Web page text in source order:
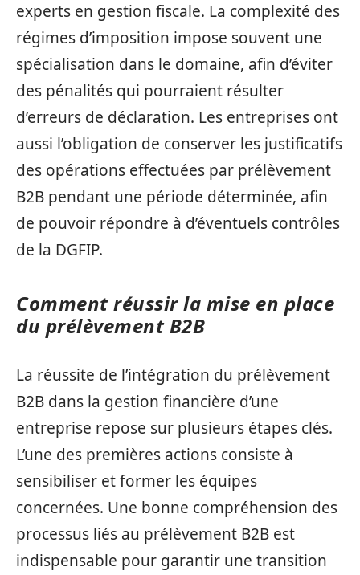
experts en gestion fiscale. La complexité des
régimes d’imposition impose souvent une
spécialisation dans le domaine, afin d’éviter
des pénalités qui pourraient résulter
d’erreurs de déclaration. Les entreprises ont
aussi l’obligation de conserver les justificatifs
des opérations effectuées par prélèvement
B2B pendant une période déterminée, afin
de pouvoir répondre à d’éventuels contrôles
de la DGFIP.
Comment réussir la mise en place
du prélèvement B2B
La réussite de l’intégration du prélèvement
B2B dans la gestion financière d’une
entreprise repose sur plusieurs étapes clés.
L’une des premières actions consiste à
sensibiliser et former les équipes
concernées. Une bonne compréhension des
processus liés au prélèvement B2B est
indispensable pour garantir une transition